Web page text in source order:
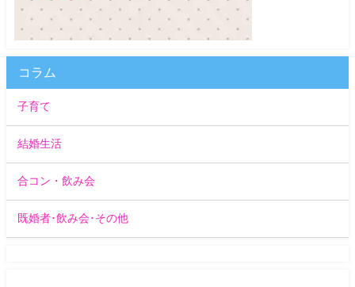
コラム
子育て
結婚生活
合コン・飲み会
既婚者･飲み会･その他